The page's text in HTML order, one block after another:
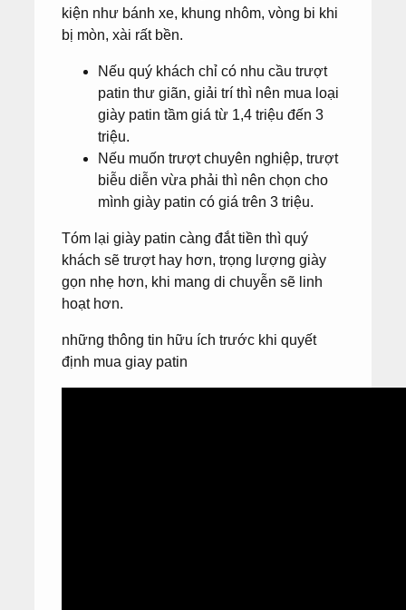
kiện như bánh xe, khung nhôm, vòng bi khi
bị mòn, xài rất bền.
Nếu quý khách chỉ có nhu cầu trượt
patin thư giãn, giải trí thì nên mua loại
giày patin tầm giá từ 1,4 triệu đến 3
triệu.
Nếu muốn trượt chuyên nghiệp, trượt
biễu diễn vừa phải thì nên chọn cho
mình giày patin có giá trên 3 triệu.
Tóm lại giày patin càng đắt tiền thì quý
khách sẽ trượt hay hơn, trọng lượng giày
gọn nhẹ hơn, khi mang di chuyễn sẽ linh
hoạt hơn.
những thông tin hữu ích trước khi quyết
định mua giay patin